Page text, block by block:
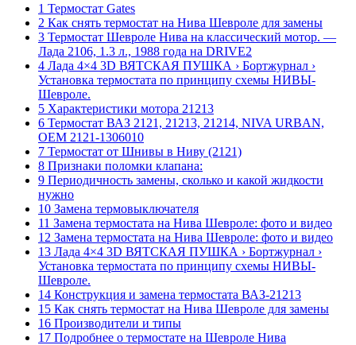
1 Термостат Gates
2 Как снять термостат на Нива Шевроле для замены
3 Термостат Шевроле Нива на классический мотор. —
Лада 2106, 1.3 л., 1988 года на DRIVE2
4 Лада 4×4 3D ВЯТСКАЯ ПУШКА › Бортжурнал ›
Установка термостата по принципу схемы НИВЫ-
Шевроле.
5 Характеристики мотора 21213
6 Термостат ВАЗ 2121, 21213, 21214, NIVA URBAN,
OEM 2121-1306010
7 Термостат от Шнивы в Ниву (2121)
8 Признаки поломки клапана:
9 Периодичность замены, сколько и какой жидкости
нужно
10 Замена термовыключателя
11 Замена термостата на Нива Шевроле: фото и видео
12 Замена термостата на Нива Шевроле: фото и видео
13 Лада 4×4 3D ВЯТСКАЯ ПУШКА › Бортжурнал ›
Установка термостата по принципу схемы НИВЫ-
Шевроле.
14 Конструкция и замена термостата ВАЗ-21213
15 Как снять термостат на Нива Шевроле для замены
16 Производители и типы
17 Подробнее о термостате на Шевроле Нива